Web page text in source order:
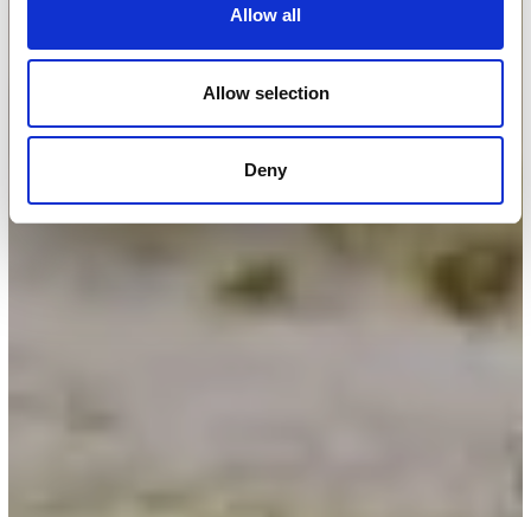
Allow all
Allow selection
Deny